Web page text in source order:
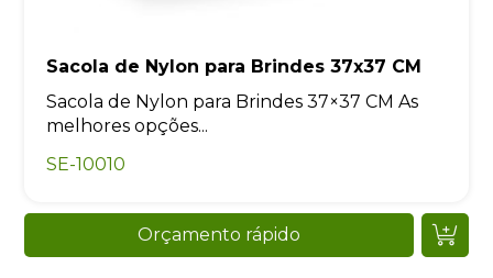
Sacola de Nylon para Brindes 37x37 CM
Sacola de Nylon para Brindes 37×37 CM As
melhores opções...
SE-10010
Orçamento rápido